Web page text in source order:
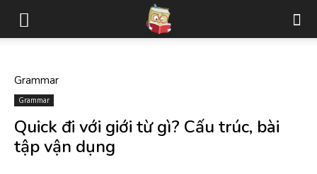
Grammar
Grammar
Quick đi với giới từ gì? Cấu trúc, bài
tập vận dụng